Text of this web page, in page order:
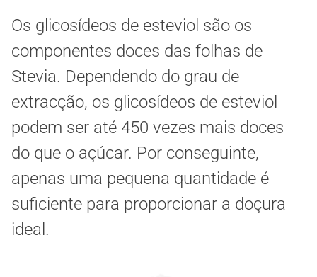
Os glicosídeos de esteviol são os
componentes doces das folhas de
Stevia. Dependendo do grau de
extracção, os glicosídeos de esteviol
podem ser até 450 vezes mais doces
do que o açúcar. Por conseguinte,
apenas uma pequena quantidade é
suficiente para proporcionar a doçura
ideal.